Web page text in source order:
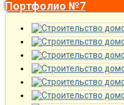
Портфолио №7